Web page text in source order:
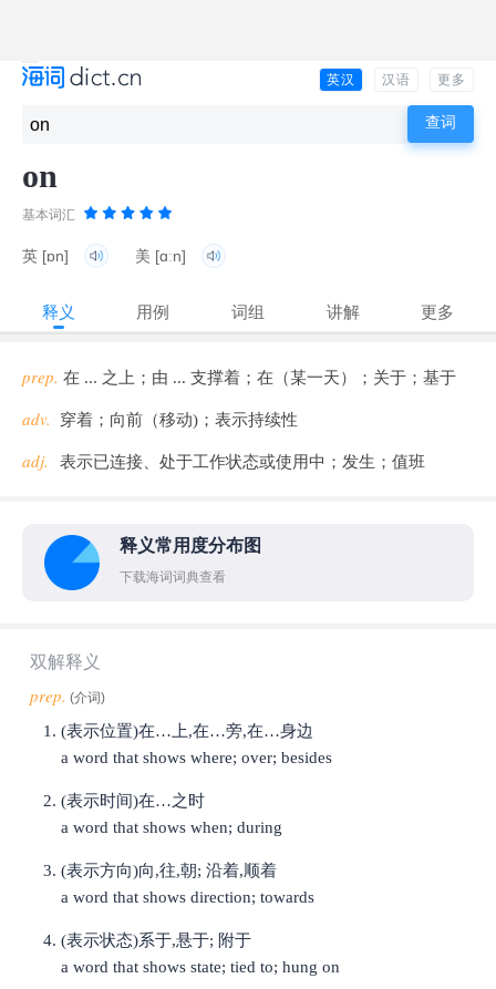
英汉 汉语 更多
on
基本词汇
英 [ɒn] 美 [ɑːn]
释义 用例 词组 讲解 更多
prep. 在 ... 之上；由 ... 支撑着；在（某一天）；关于；基于
adv. 穿着；向前（移动)；表示持续性
adj. 表示已连接、处于工作状态或使用中；发生；值班
释义常用度分布图
下载海词词典查看
双解释义
prep. (介词)
(表示位置)在…上,在…旁,在…身边
a word that shows where; over; besides
(表示时间)在…之时
a word that shows when; during
(表示方向)向,往,朝; 沿着,顺着
a word that shows direction; towards
(表示状态)系于,悬于; 附于
a word that shows state; tied to; hung on